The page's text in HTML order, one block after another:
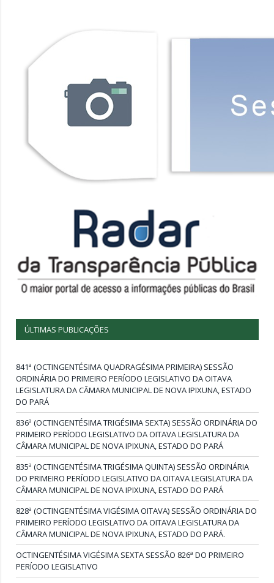
ÚLTIMAS PUBLICAÇÕES
841ª (OCTINGENTÉSIMA QUADRAGÉSIMA PRIMEIRA) SESSÃO
ORDINÁRIA DO PRIMEIRO PERÍODO LEGISLATIVO DA OITAVA
LEGISLATURA DA CÂMARA MUNICIPAL DE NOVA IPIXUNA, ESTADO
DO PARÁ
836ª (OCTINGENTÉSIMA TRIGÉSIMA SEXTA) SESSÃO ORDINÁRIA DO
PRIMEIRO PERÍODO LEGISLATIVO DA OITAVA LEGISLATURA DA
CÂMARA MUNICIPAL DE NOVA IPIXUNA, ESTADO DO PARÁ
835ª (OCTINGENTÉSIMA TRIGÉSIMA QUINTA) SESSÃO ORDINÁRIA
DO PRIMEIRO PERÍODO LEGISLATIVO DA OITAVA LEGISLATURA DA
CÂMARA MUNICIPAL DE NOVA IPIXUNA, ESTADO DO PARÁ
828ª (OCTINGENTÉSIMA VIGÉSIMA OITAVA) SESSÃO ORDINÁRIA DO
PRIMEIRO PERÍODO LEGISLATIVO DA OITAVA LEGISLATURA DA
CÂMARA MUNICIPAL DE NOVA IPIXUNA, ESTADO DO PARÁ.
OCTINGENTÉSIMA VIGÉSIMA SEXTA SESSÃO 826ª DO PRIMEIRO
PERÍODO LEGISLATIVO